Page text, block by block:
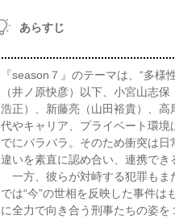
あらすじ
『season７』のテーマは、“多
（井ノ原快彦）以下、小宮山志
浩正）、新藤亮（山田裕貴）、
代やキャリア、プライベート環
でにバラバラ。そのため衝突は
違いを素直に認め合い、連携でき
一方、彼らが対峙する犯罪もま
では“今”の世相を反映した事件
に全力で向き合う刑事たちの姿を